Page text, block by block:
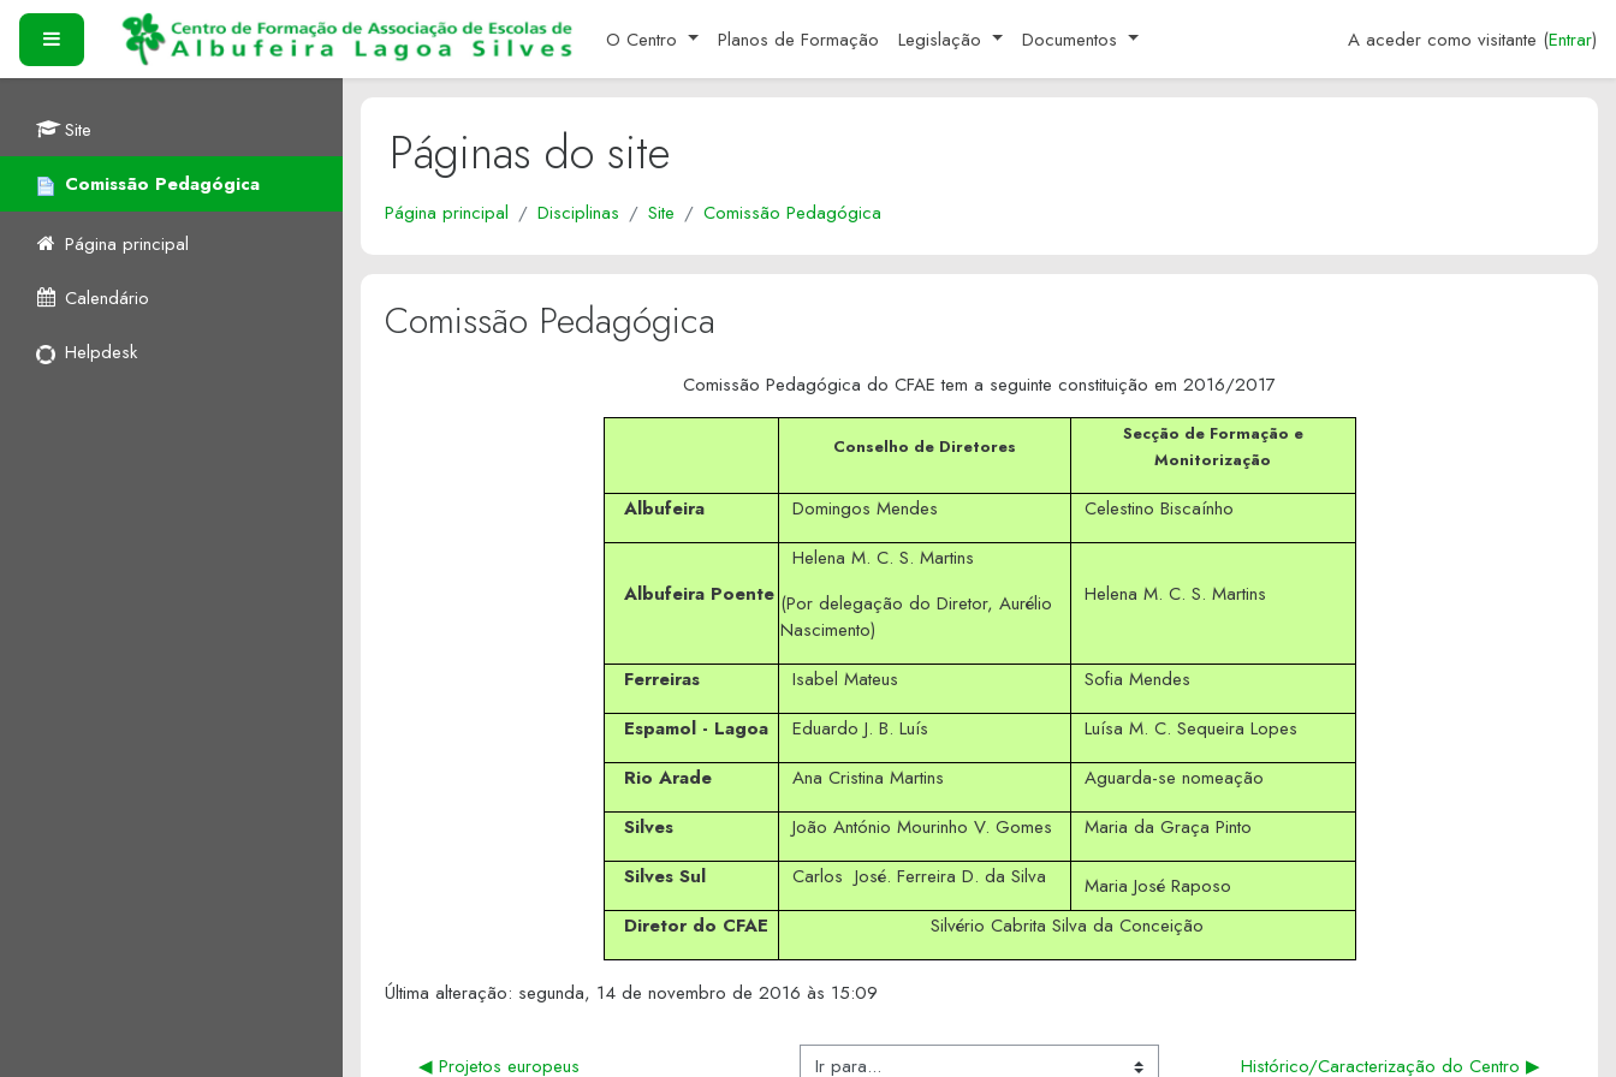
PAINEL LATERAL
O Centro Planos de Formação Legislação Documentos A aceder como visitante (Entrar)
Site
Comissão Pedagógica
Página principal
Calendário
Helpdesk
Páginas do site
Página principal Disciplinas Site Comissão Pedagógica
Comissão Pedagógica
Comissão Pedagógica do CFAE tem a seguinte constituição em 2016/2017
Conselho de Diretores
Secção de Formação e
Monitorização
Albufeira Domingos Mendes Celestino Biscaínho
Albufeira Poente
Helena M. C. S. Martins
(Por delegação do Diretor, Aurélio
Nascimento)
Helena M. C. S. Martins
Ferreiras Isabel Mateus
Sofia Mendes
Espamol - Lagoa
Eduardo J. B. Luís
Luísa M. C. Sequeira Lopes
Rio Arade
Ana Cristina Martins
Aguarda-se nomeação
Silves
João António Mourinho V. Gomes
Maria da Graça Pinto
Silves Sul
Carlos José. Ferreira D. da Silva
Maria José Raposo
Diretor do CFAE
Silvério Cabrita Silva da Conceição
Última alteração: segunda, 14 de novembro de 2016 às 15:09
◀︎ Projetos europeus Ir para... Histórico/Caracterização do Centro ▶︎